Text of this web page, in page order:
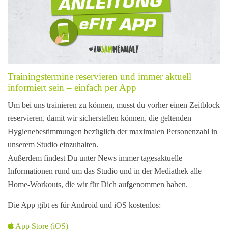
Trainings­termine reservieren und immer aktuell
informiert sein – einfach per App
Um bei uns trainieren zu können, musst du vorher einen Zeit­block
reservieren, damit wir sicher­stellen können, die geltenden
Hygiene­bestimmungen bezüglich der maximalen Personen­zahl in
unserem Studio einzu­halten.
Außerdem findest Du unter News immer tages­aktuelle
Informationen rund um das Studio und in der Mediathek alle
Home-Workouts, die wir für Dich aufgenommen haben.
Die App gibt es für Android und iOS kostenlos:
App Store (iOS)